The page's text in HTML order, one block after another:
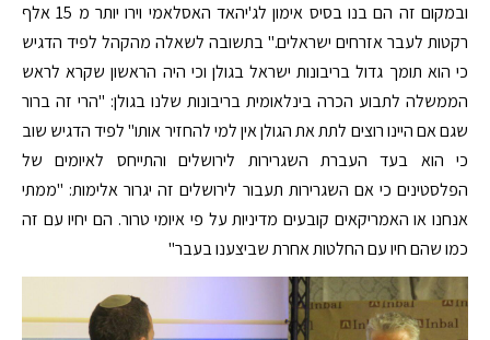
ובמקום זה הם בנו בסיס אימון לג'יהאד האסלאמי וירו יותר מ 15 אלף
רקטות לעבר אזרחים ישראלים." בתשובה לשאלה מהקהל לפיד הדגיש
כי הוא תומך גדול בריבונות ישראל בגולן וכי היה הראשון שקרא לראש
הממשלה לתבוע הכרה בינלאומית בריבונות שלנו בגולן: "הרי זה ברור
שגם אם היינו רוצים לתת את הגולן אין למי להחזיר אותו" לפיד הדגיש שוב
כי הוא בעד העברת השגרירות לירושלים והתייחס לאיומים של
הפלסטינים כי אם השגרירות תעבור לירושלים זה יגרור אלימות: "ממתי
אנחנו או האמריקאים קובעים מדיניות על פי איומי טרור. הם יחיו עם זה
כמו שהם חיו עם החלטות אחרת שביצענו בעבר"